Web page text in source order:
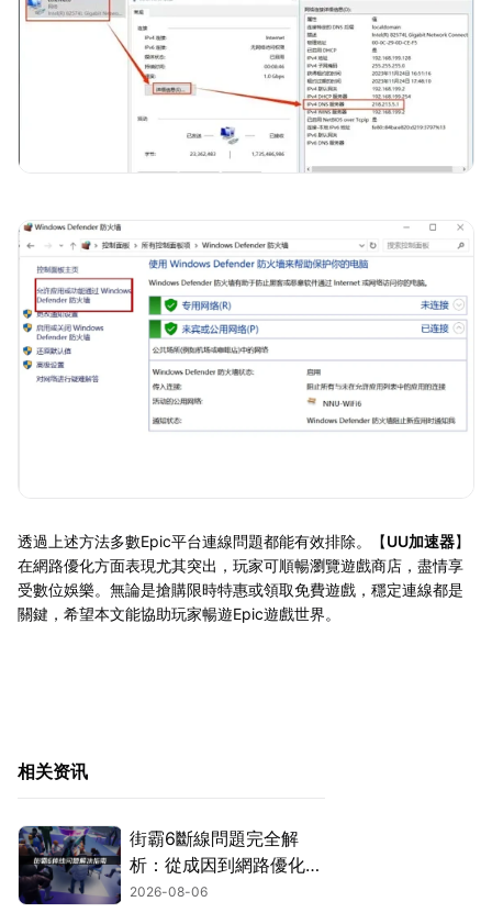
透過上述方法多數Epic平台連線問題都能有效排除。【UU加速器】
在網路優化方面表現尤其突出，玩家可順暢瀏覽遊戲商店，盡情享
受數位娛樂。無論是搶購限時特惠或領取免費遊戲，穩定連線都是
關鍵，希望本文能協助玩家暢遊Epic遊戲世界。
相关资讯
街霸6斷線問題完全解
析：從成因到網路優化的
實用攻略！
2026-08-06